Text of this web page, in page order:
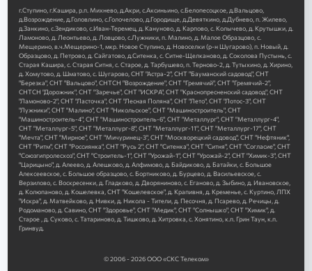
г.Ступино, г.Кашира, р.п. Михнево, д.Акри, с.Аксиньино, с.Белопесоцкое, д.Вальцово,
д.Возрождение, д.Головлино, с.Голочелово, д.Городище, д.Девяткино, д.Дубнево, п. Жилево,
д.Занкино, с.Зендиково, с.Иван-Теремец, д. Кануново, д. Карпово, с. Колычево, д. Крутышки, д.
Ламоново, д. Леонтьево, д. Ловцово, с.Лужники, п. Малино, д. Малое Образцово, с.
Мещерино, в.ч.Мещерино-1, мкр. Новое Ступино, д. Новоселки (р-н Шугарово), п. Новый, д.
Образцово, д. Петрово, д. Сайгатово, д.Ситенка, с. Ситне-Щелканово, д. Соколова Пустынь, с.
Старая Кашира, с. Старая Ситня, с. Старое, д. Тарбушево, п. Терново-2, д. Тутыхино, д. Хирино,
д. Хомутово, д. Шматово, с. Шугарово, СНТ "Астра-2", СНТ "Бауманский садовод", СНТ
"Березка", СНТ "Вальцово", СНТСН "Возрождение", СНТ "Гремячий", СНТ "Гремячий-2",
СНТСН "Дорожник", СНТ "Заречье", СНТ "ИСКРА", СНТ "Краснопресненский садовод", СНТ
"Ламоново-2", СНТ "Ласточка", СНТ "Лесная Поляна", СНТ "Лето", СНТ "Лотос-3", СНТ
"Лужники", СНТ "Малино", СНТ "Никольское", СНТ "Машиностроитель", СНТ
"Машиностроитель-4", СНТ "Машиностроитель-6", СНТ "Металлург", СНТ "Металлург-4",
СНТ "Металлург-5", СНТ "Металлург-8", СНТ "Металлург-11", СНТ "Металлург-17", СНТ
"Мечта", СНТ "Мирное", СНТ "Мичуринец-3", СНТ "Москворецкий садовод", СНТ "Нефтяник",
СНТ "Ритм", СНТ "Россиянка", СНТ "Русь 2", СНТ "Ситенка", СНТ "Ситня", СНТ "Согласие", СНТ
"Союзгипролесхоз", СНТ "Строитель-1", СНТ "Урожай-1", СНТ "Урожай-2", СНТ "Химик-3", СНТ
"Царицыно", д. Алеево, д. Алешково, д. Алфимово, д. Байдиково, д. Батайки, с. Большое
Алексеевское, с. Большое образцово, с. Бортниково, д. Бурцево, д. Васильевское, с.
Верзилово, с. Воскресенки, д. Гладково, д. Дворяниново, с. Еганово, д. Зыбино, д. Ивановское,
д. Колюпаново, д. Кошелевка, СНТ "Кошелевское", д. Крапивня, д. Кременье, с. Куртино, ЛПХ
"Искра", д. Матвейково, д. Нивки, д. Никола - Тители, д. Песочня, д. Псарево, д. Речицы, д.
Родоманово, д. Савино, СНТ "Здоровье", СНТ "Медик", СНТ "Солнышко", СНТ "Химик", д.
Старое , д. Суково, с. Татариново, д. Тишково, д. Хитровка, с. Хонятино, к.п. Грин Таун, к.п.
Гринвуд.
© 2006 - 2026 ООО «СКС Телеком»